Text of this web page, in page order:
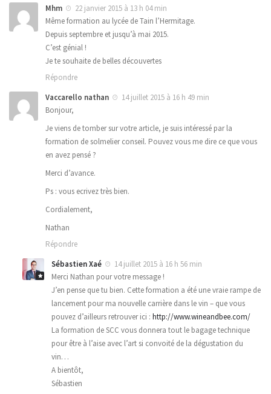
Mhm
22 janvier 2015 à 13 h 04 min
Même formation au lycée de Tain l’Hermitage.
Depuis septembre et jusqu’à mai 2015.
C’est génial !
Je te souhaite de belles découvertes
Répondre
Vaccarello nathan
14 juillet 2015 à 16 h 49 min
Bonjour,
Je viens de tomber sur votre article, je suis intéressé par la
formation de solmelier conseil. Pouvez vous me dire ce que vous
en avez pensé ?
Merci d’avance.
Ps : vous ecrivez très bien.
Cordialement,
Nathan
Répondre
Sébastien Xaé
14 juillet 2015 à 16 h 56 min
Merci Nathan pour votre message !
J’en pense que tu bien. Cette formation a été une vraie rampe de
lancement pour ma nouvelle carrière dans le vin – que vous
pouvez d’ailleurs retrouver ici : http://www.wineandbee.com/
La formation de SCC vous donnera tout le bagage technique
pour être à l’aise avec l’art si convoité de la dégustation du
vin…
A bientôt,
Sébastien